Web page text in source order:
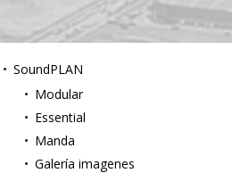
SoundPLAN
Modular
Essential
Manda
Galería imagenes